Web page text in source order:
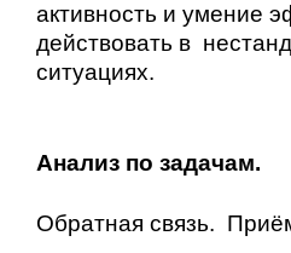
активность и умение
действовать в
Анализ по задачам.
Обратная связь.